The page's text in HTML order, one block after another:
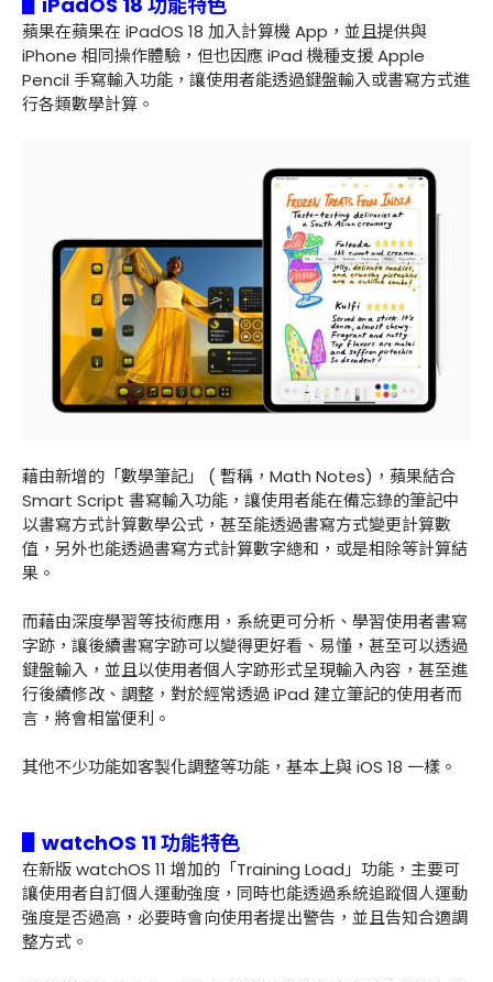
蘋果在蘋果在 iPadOS 18 加入計算機 App，並且提供與
iPhone 相同操作體驗，但也因應 iPad 機種支援 Apple
Pencil 手寫輸入功能，讓使用者能透過鍵盤輸入或書寫方式進
行各類數學計算。
藉由新增的「數學筆記」 ( 暫稱，Math Notes)，蘋果結合
Smart Script 書寫輸入功能，讓使用者能在備忘錄的筆記中
以書寫方式計算數學公式，甚至能透過書寫方式變更計算數
值，另外也能透過書寫方式計算數字總和，或是相除等計算結
果。
而藉由深度學習等技術應用，系統更可分析、學習使用者書寫
字跡，讓後續書寫字跡可以變得更好看、易懂，甚至可以透過
鍵盤輸入，並且以使用者個人字跡形式呈現輸入內容，甚至進
行後續修改、調整，對於經常透過 iPad 建立筆記的使用者而
言，將會相當便利。
其他不少功能如客製化調整等功能，基本上與 iOS 18 一樣。
▋watchOS 11 功能特色
在新版 watchOS 11 增加的「Training Load」功能，主要可
讓使用者自訂個人運動強度，同時也能透過系統追蹤個人運動
強度是否過高，必要時會向使用者提出警告，並且告知合適調
整方式。